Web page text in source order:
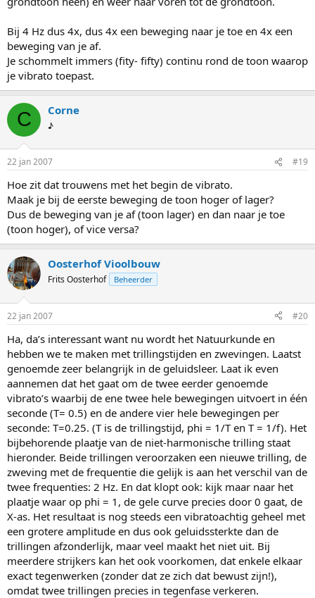
Bij 4 Hz dus 4x, dus 4x een beweging naar je toe en 4x een
beweging van je af.
Je schommelt immers (fity- fifty) continu rond de toon waarop
je vibrato toepast.
C Corne
♪
22 jan 2007 #19
Hoe zit dat trouwens met het begin de vibrato.
Maak je bij de eerste beweging de toon hoger of lager?
Dus de beweging van je af (toon lager) en dan naar je toe
(toon hoger), of vice versa?
Oosterhof Vioolbouw
Frits Oosterhof Beheerder
22 jan 2007 #20
Ha, da’s interessant want nu wordt het Natuurkunde en
hebben we te maken met trillingstijden en zwevingen. Laatst
genoemde zeer belangrijk in de geluidsleer. Laat ik even
aannemen dat het gaat om de twee eerder genoemde
vibrato’s waarbij de ene twee hele bewegingen uitvoert in één
seconde (T= 0.5) en de andere vier hele bewegingen per
seconde: T=0.25. (T is de trillingstijd, phi = 1/T en T = 1/f). Het
bijbehorende plaatje van de niet-harmonische trilling staat
hieronder. Beide trillingen veroorzaken een nieuwe trilling, de
zweving met de frequentie die gelijk is aan het verschil van de
twee frequenties: 2 Hz. En dat klopt ook: kijk maar naar het
plaatje waar op phi = 1, de gele curve precies door 0 gaat, de
X-as. Het resultaat is nog steeds een vibratoachtig geheel met
een grotere amplitude en dus ook geluidssterkte dan de
trillingen afzonderlijk, maar veel maakt het niet uit. Bij
meerdere strijkers kan het ook voorkomen, dat enkele elkaar
exact tegenwerken (zonder dat ze zich dat bewust zijn!),
omdat twee trillingen precies in tegenfase verkeren.